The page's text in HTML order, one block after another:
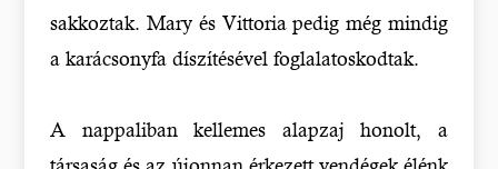
sakkoztak. Mary és Vittoria pedig még mindig
a karácsonyfa díszítésével foglalatoskodtak.
A nappaliban kellemes alapzaj honolt, a